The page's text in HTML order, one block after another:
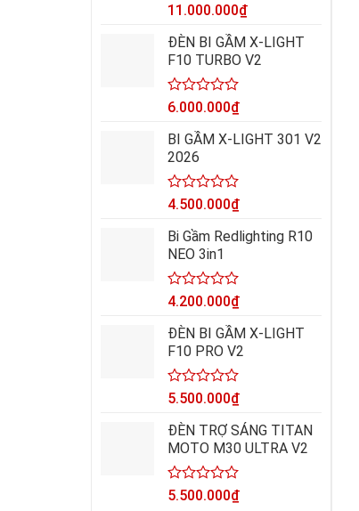
Được
hạng
0
5
sao
11.000.000₫
ĐÈN BI GẦM X-LIGHT
F10 TURBO V2
Được
hạng
0
5
sao
6.000.000₫
BI GẦM X-LIGHT 301 V2
2026
Được
hạng
0
5
sao
4.500.000₫
Bi Gầm Redlighting R10
NEO 3in1
Được
hạng
0
5
sao
4.200.000₫
ĐÈN BI GẦM X-LIGHT
F10 PRO V2
Được
hạng
0
5
sao
5.500.000₫
ĐÈN TRỢ SÁNG TITAN
MOTO M30 ULTRA V2
Được
5.500.000₫